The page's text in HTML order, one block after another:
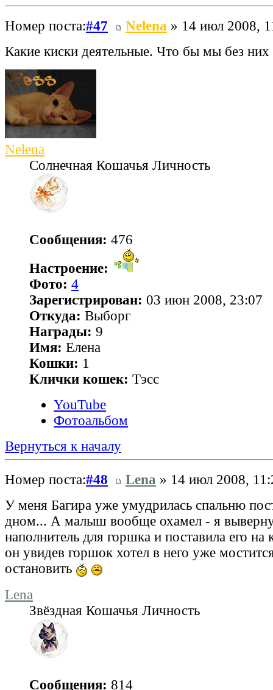
Номер поста:#47 Nelena » 14 июл 2008,
Какие киски деятельные. Что бы мы без
Nelena
Солнечная Кошачья Личность
Сообщения: 476
Настроение:
Фото: 4
Зарегистрирован: 03 июн 2008, 23:07
Откуда: Выборг
Награды: 9
Имя: Елена
Кошки: 1
Клички кошек: Тэсс
YouTube
Фотоальбом
Вернуться к началу
Номер поста:#48 Lena » 14 июл 2008,
У меня Багира уже умудрилась спальню
дном... А малыш вообще охамел - я
наполнитель для горшка и поставила его на
он увидев горшок хотел в него уже
остановить
Lena
Звёздная Кошачья Личность
Сообщения: 814